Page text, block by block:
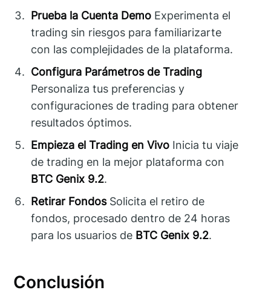
Prueba la Cuenta Demo Experimenta el
trading sin riesgos para familiarizarte
con las complejidades de la plataforma.
Configura Parámetros de Trading
Personaliza tus preferencias y
configuraciones de trading para obtener
resultados óptimos.
Empieza el Trading en Vivo Inicia tu viaje
de trading en la mejor plataforma con
BTC Genix 9.2.
Retirar FondosSolicita el retiro de
fondos, procesado dentro de 24 horas
para los usuarios de BTC Genix 9.2.
Conclusión